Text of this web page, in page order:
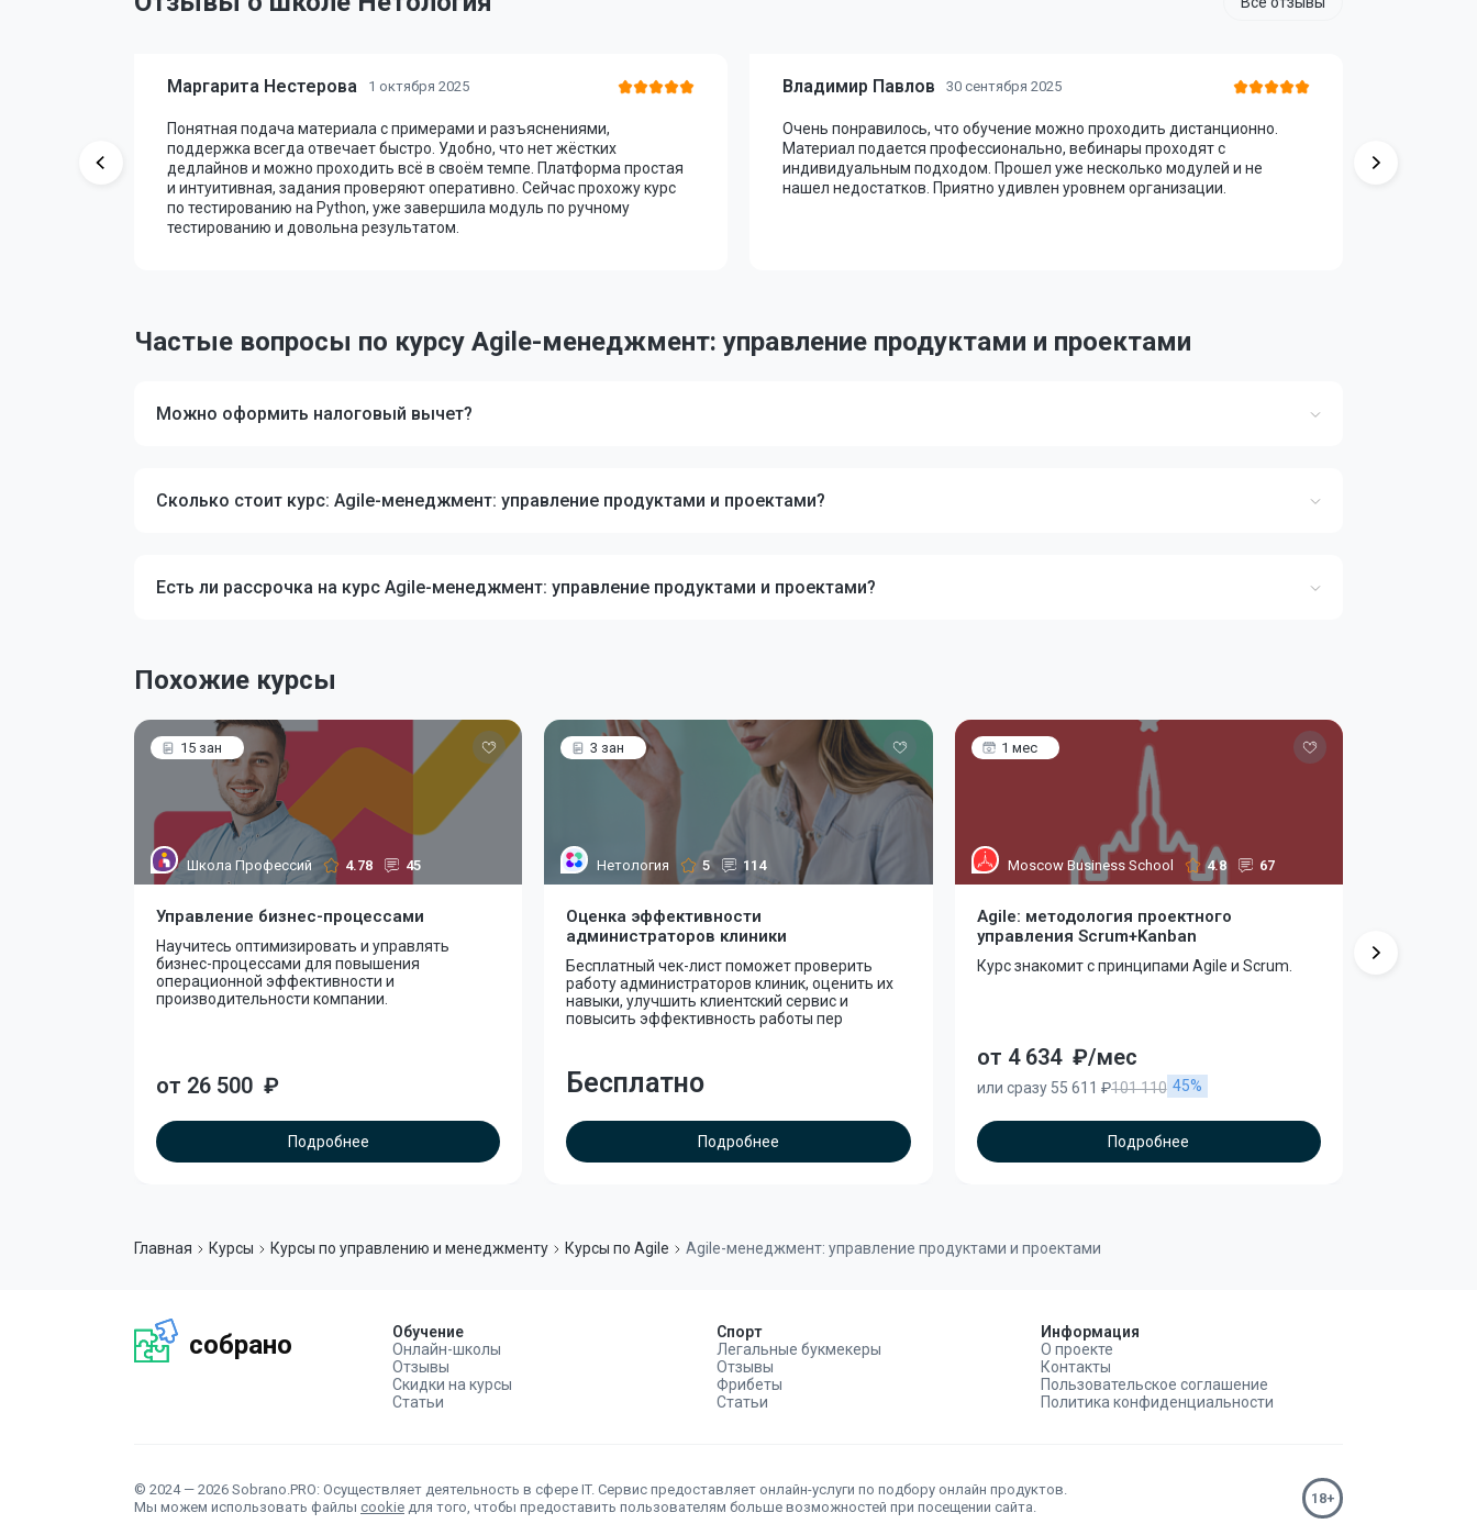
Маргарита Нестерова 1 октября 2025
Понятная подача материала с примерами и разъяснениями,
поддержка всегда отвечает быстро. Удобно, что нет жёстких
дедлайнов и можно проходить всё в своём темпе. Платформа простая
и интуитивная, задания проверяют оперативно. Сейчас прохожу курс
по тестированию на Python, уже завершила модуль по ручному
тестированию и довольна результатом.
Владимир Павлов 30 сентября 2025
Очень понравилось, что обучение можно проходить дистанционно.
Материал подается профессионально, вебинары проходят с
индивидуальным подходом. Прошел уже несколько модулей и не
нашел недостатков. Приятно удивлен уровнем организации.
Частые вопросы по курсу Agile-менеджмент: управление продуктами и проектами
Можно оформить налоговый вычет?
Сколько стоит курс: Agile-менеджмент: управление продуктами и проектами?
Есть ли рассрочка на курс Agile-менеджмент: управление продуктами и проектами?
Похожие курсы
15 зан
Школа Профессий 4.78 45
Управление бизнес-процессами
Научитесь оптимизировать и управлять
бизнес-процессами для повышения
операционной эффективности и
производительности компании.
от 26 500 ₽
Подробнее
3 зан
Нетология 5 114
Оценка эффективности
администраторов клиники
Бесплатный чек-лист поможет проверить
работу администраторов клиник, оценить их
навыки, улучшить клиентский сервис и
повысить эффективность работы пер
Бесплатно
Подробнее
1 мес
Moscow Business School 4.8 67
Agile: методология проектного
управления Scrum+Kanban
Курс знакомит с принципами Agile и Scrum.
от 4 634 ₽/мес
или сразу 55 611 ₽101 110 45%
Подробнее
Главная Курсы Курсы по управлению и менеджменту Курсы по Agile Agile-менеджмент: управление продуктами и проектами
собрано
Обучение
Онлайн-школы
Отзывы
Скидки на курсы
Статьи
Спорт
Легальные букмекеры
Отзывы
Фрибеты
Статьи
Информация
О проекте
Контакты
Пользовательское соглашение
Политика конфиденциальности
© 2024 — 2026 Sobrano.PRO: Осуществляет деятельность в сфере IT. Сервис предоставляет онлайн-услуги по подбору онлайн продуктов.
Мы можем использовать файлы cookie для того, чтобы предоставить пользователям больше возможностей при посещении сайта.